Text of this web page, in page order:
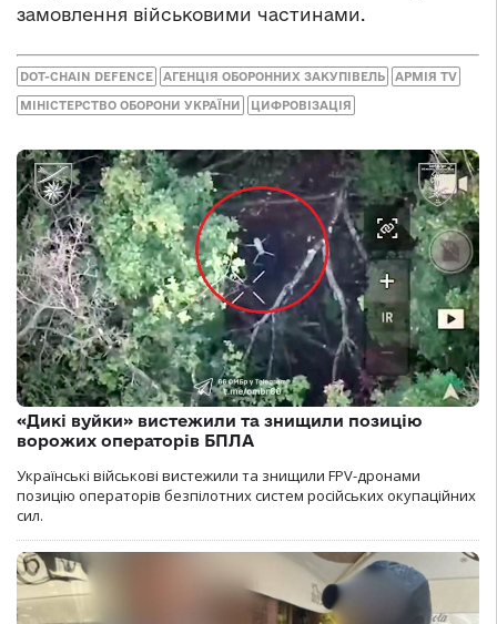
замовлення військовими частинами.
DOT-CHAIN DEFENCE АГЕНЦІЯ ОБОРОННИХ ЗАКУПІВЕЛЬ АРМІЯ TV
МІНІСТЕРСТВО ОБОРОНИ УКРАЇНИ ЦИФРОВІЗАЦІЯ
«Дикі вуйки» вистежили та знищили позицію
ворожих операторів БПЛА
Українські військові вистежили та знищили FPV-дронами
позицію операторів безпілотних систем російських окупаційних
сил.